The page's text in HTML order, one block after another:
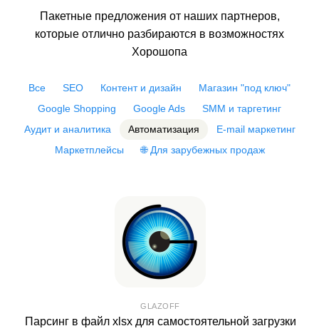
Пакетные предложения от наших партнеров,
которые отлично разбираются в возможностях
Хорошопа
Все SEO Контент и дизайн
Магазин "под ключ"
Google Shopping
Google Ads
SMM и таргетинг
Аудит и аналитика
Автоматизация
E-mail маркетинг
Маркетплейсы
🌐 Для зарубежных продаж
GLAZOFF
Парсинг в файл xlsx для самостоятельной загрузки